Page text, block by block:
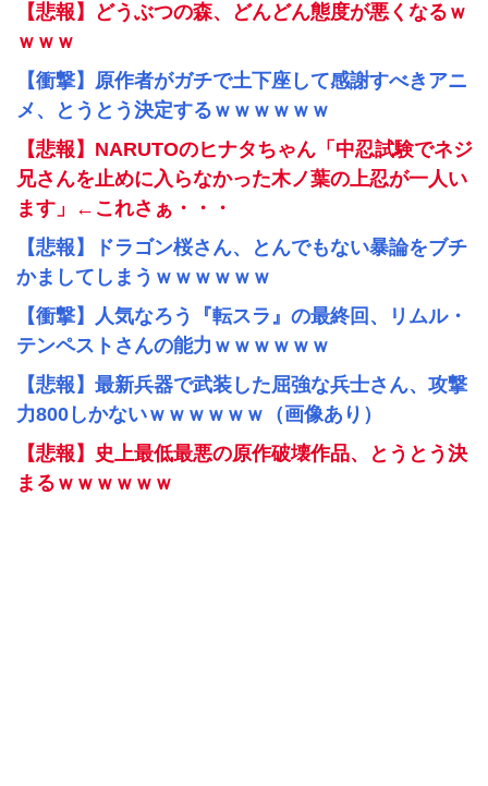
【悲報】どうぶつの森、どんどん態度が悪くなるｗ
ｗｗｗ
【衝撃】原作者がガチで土下座して感謝すべきアニ
メ、とうとう決定するｗｗｗｗｗｗ
【悲報】NARUTOのヒナタちゃん「中忍試験でネジ
兄さんを止めに入らなかった木ノ葉の上忍が一人い
ます」←これさぁ・・・
【悲報】ドラゴン桜さん、とんでもない暴論をブチ
かましてしまうｗｗｗｗｗｗ
【衝撃】人気なろう『転スラ』の最終回、リムル・
テンペストさんの能力ｗｗｗｗｗｗ
【悲報】最新兵器で武装した屈強な兵士さん、攻撃
力800しかないｗｗｗｗｗｗ（画像あり）
【悲報】史上最低最悪の原作破壊作品、とうとう決
まるｗｗｗｗｗｗ